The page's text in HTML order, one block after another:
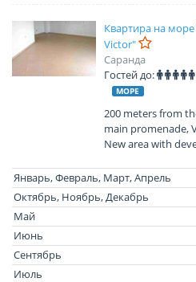
Квартира на
Victor"
Саранда
Гостей до:
МОРЕ
200 meters from
main promenade,
New area with
Январь, Февраль, Март, Апрель
Октябрь, Ноябрь, Декабрь
Май
Июнь
Сентябрь
Июль